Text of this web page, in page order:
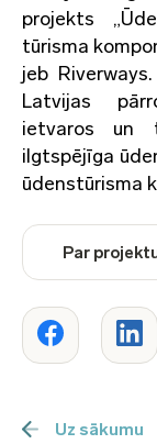
projekts
tūrisma
jeb
Latvijas
ietvaros un
ilgtspējīga
ūdenstūrisma
Par
Uz sākumu